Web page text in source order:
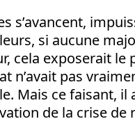
s’avancent,
si aucune
cela exposerait
n’avait pas
Mais ce faisant,
de la crise